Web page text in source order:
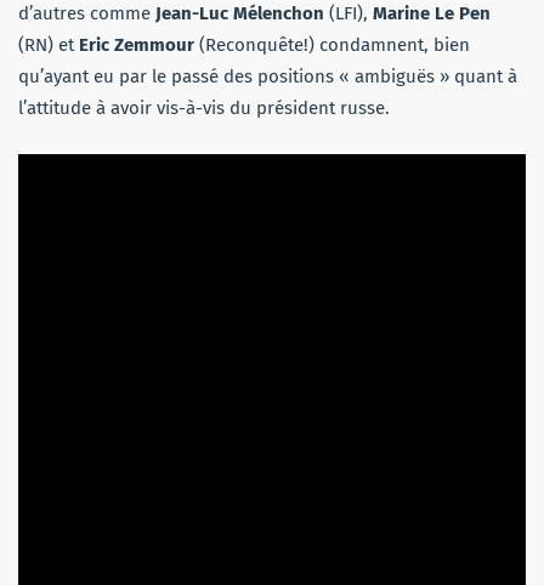
d’autres comme Jean-Luc Mélenchon (LFI), Marine Le Pen
(RN) et Eric Zemmour (Reconquête!) condamnent, bien
qu’ayant eu par le passé des positions « ambiguës » quant à
l’attitude à avoir vis-à-vis du président russe.